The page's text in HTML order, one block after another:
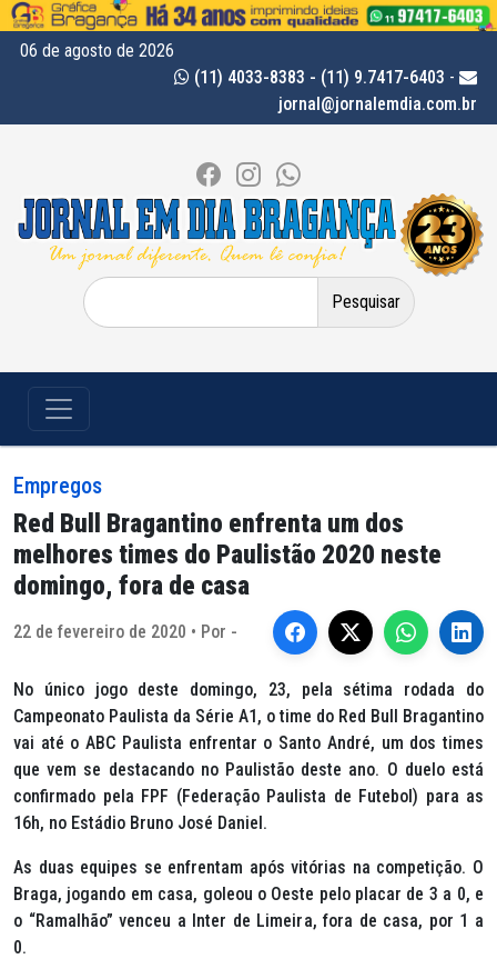
06 de agosto de 2026
(11) 4033-8383 - (11) 9.7417-6403 -
jornal@jornalemdia.com.br
Pesquisar
por:
Empregos
Red Bull Bragantino enfrenta um dos
melhores times do Paulistão 2020 neste
domingo, fora de casa
22 de fevereiro de 2020 • Por -
No único jogo deste domingo, 23, pela sétima rodada do
Campeonato Paulista da Série A1, o time do Red Bull Bragantino
vai até o ABC Paulista enfrentar o Santo André, um dos times
que vem se destacando no Paulistão deste ano. O duelo está
confirmado pela FPF (Federação Paulista de Futebol) para as
16h, no Estádio Bruno José Daniel.
As duas equipes se enfrentam após vitórias na competição. O
Braga, jogando em casa, goleou o Oeste pelo placar de 3 a 0, e
o “Ramalhão” venceu a Inter de Limeira, fora de casa, por 1 a
0.